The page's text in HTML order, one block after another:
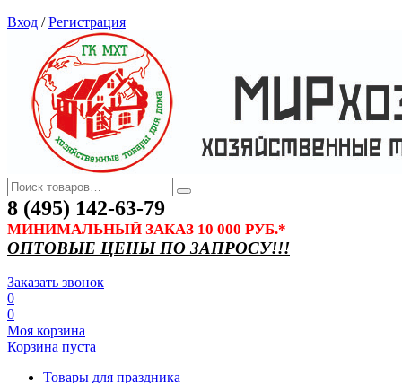
Вход / Регистрация
8 (495) 142-63-79
МИНИМАЛЬНЫЙ ЗАКАЗ 10 000 РУБ.*
ОПТОВЫЕ ЦЕНЫ ПО ЗАПРОСУ!!!
Заказать звонок
0
0
Моя корзина
Корзина пуста
Товары для праздника